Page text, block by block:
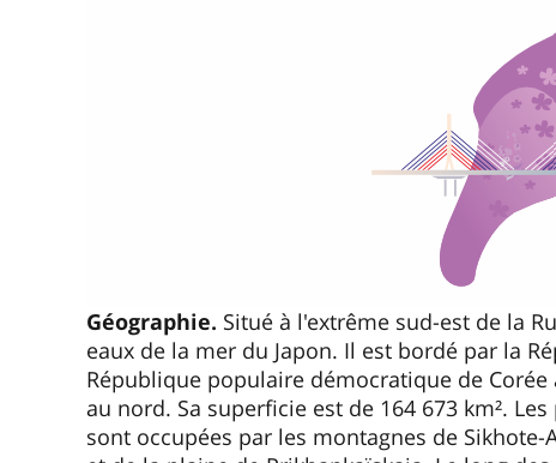
Géographie. Situé à l'extrême sud-est de la
eaux de la mer du Japon. Il est bordé par la
République populaire démocratique de
au nord. Sa superficie est de 164 673 km².
sont occupées par les montagnes de